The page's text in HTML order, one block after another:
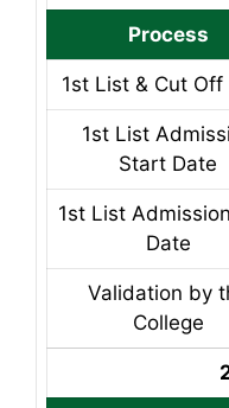
Process
1st List & Cut Off
1st List
Start Date
1st List
Date
Validation by
College